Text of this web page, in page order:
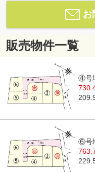
お
販売物件一覧
④号
⑥号